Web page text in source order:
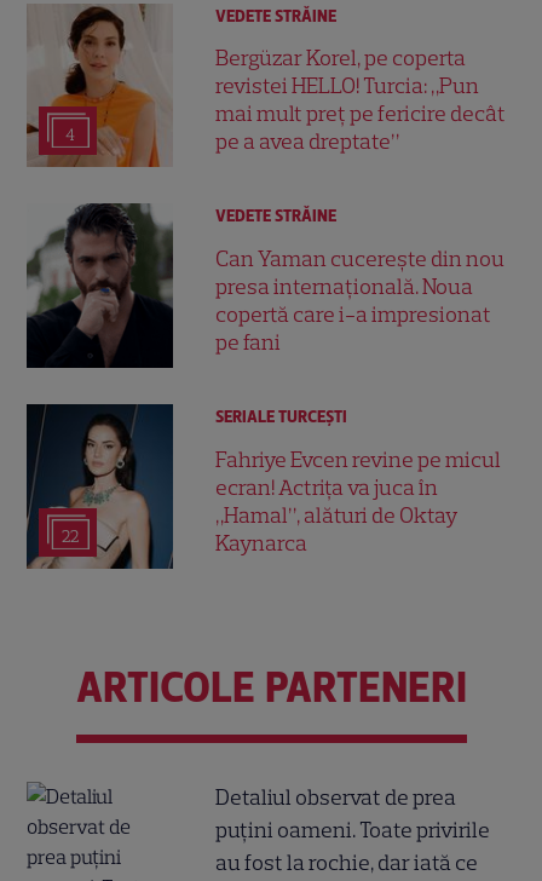
4
VEDETE STRĂINE
Bergüzar Korel, pe coperta
revistei HELLO! Turcia: „Pun
mai mult preț pe fericire decât
pe a avea dreptate”
VEDETE STRĂINE
Can Yaman cucerește din nou
presa internațională. Noua
copertă care i-a impresionat
pe fani
22
SERIALE TURCEŞTI
Fahriye Evcen revine pe micul
ecran! Actrița va juca în
„Hamal”, alături de Oktay
Kaynarca
ARTICOLE PARTENERI
Detaliul observat de prea
puțini oameni. Toate privirile
au fost la rochie, dar iată ce